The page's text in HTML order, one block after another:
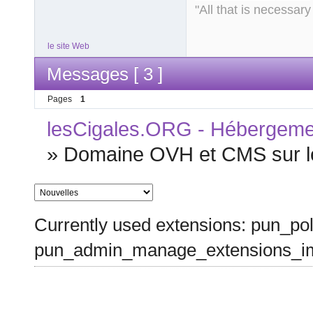
"All that is
le site Web
Messages [ 3 ]
Pages 1
lesCigales.ORG -
» Domaine OVH et CMS sur
Currently used extensions: